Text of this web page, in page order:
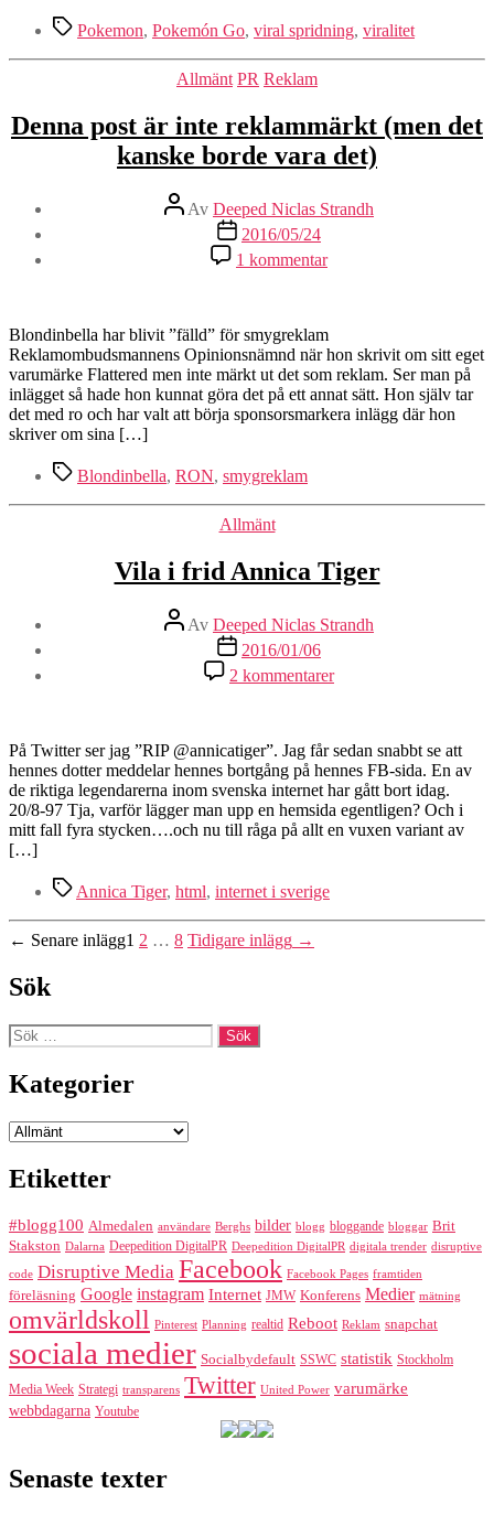
Etiketter
Pokemon, Pokemón Go, viral spridning, viralitet
Kategorier
Allmänt PR Reklam
Denna post är inte reklammärkt (men det
kanske borde vara det)
Inläggsförfattare
Av Deeped Niclas Strandh
Inläggsdatum
2016/05/24
1 kommentartill
Denna
inte
reklammärkt
(men
det
kanske
Blondinbella har blivit ”fälld” för smygreklam
Reklamombudsmannens Opinionsnämnd när hon skrivit om sitt eget
varumärke Flattered men inte märkt ut det som reklam. Ser man på
inlägget så hade hon kunnat göra det på ett annat sätt. Hon själv tar
det med ro och har valt att börja sponsorsmarkera inlägg där hon
skriver om sina […]
Etiketter
Blondinbella, RON, smygreklam
Kategorier
Allmänt
Vila i frid Annica Tiger
Inläggsförfattare
Av Deeped Niclas Strandh
Inläggsdatum
2016/01/06
2 kommentarertill
Vila
Annica
Tiger
På Twitter ser jag ”RIP @annicatiger”. Jag får sedan snabbt se att
hennes dotter meddelar hennes bortgång på hennes FB-sida. En av
de riktiga legendarerna inom svenska internet har gått bort idag.
20/8-97 Tja, varför lägger man upp en hemsida egentligen? Och i
mitt fall fyra stycken….och nu till råga på allt en vuxen variant av
[…]
Etiketter
Annica Tiger, html, internet i sverige
Sidnumrering
för
inlägg
← Senare inlägg1 2 … 8 Tidigare inlägg →
Sök
Sök
efter:
Kategorier
Kategorier
Etiketter
#blogg100 Almedalen användare Berghs bilder blogg bloggande bloggar Brit
Stakston Dalarna Deepedition DigitalPR Deepedition DigitalPR digitala trender disruptive
code Disruptive Media Facebook Facebook Pages framtiden
föreläsning Google instagram Internet JMW Konferens Medier mätning
omvärldskoll Pinterest Planning realtid Reboot Reklam snapchat
sociala medier Socialbydefault SSWC statistik Stockholm
Media Week Strategi transparens Twitter United Power varumärke
webbdagarna Youtube
Senaste texter